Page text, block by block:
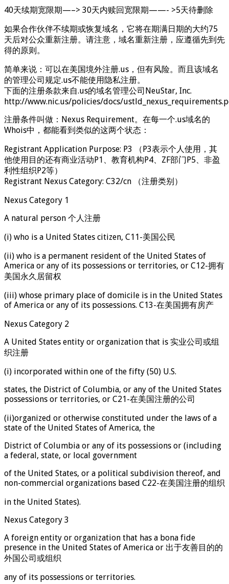
40天续期宽限期—–> 30天内赎回宽限期——- >5天待删除
如果合作伙伴不续期或恢复域名，它将在期满日期的大约75
天后对公众重新注册。请注意，域名重新注册，应遵循先到先
得的原则。
简单来说：可以在美国境外注册.us，但有风险。而且该域名
的管理公司规定.us不能使用隐私注册。
下面的注册条款来自.us的域名管理公司NeuStar, Inc.
http://www.nic.us/policies/docs/
注册条件叫做：Nexus Requirement。在每一个.us域名的
Whois中，都能看到类似的这两个状态：
Registrant Application Purpose: P3 （P3表示个人使用，其
他使用目的还有商业活动P1、教育机构P4、ZF部门P5、非盈
利性组织P2等）
Registrant Nexus Category: C32/cn （注册类别）
Nexus Category 1
A natural person 个人注册
(i) who is a United States citizen, C11-美国公民
(ii) who is a permanent resident of the United States of
America or any of its possessions or territories, or C12-拥有
美国永久居留权
(iii) whose primary place of domicile is in the United States
of America or any of its possessions. C13-在美国拥有房产
Nexus Category 2
A United States entity or organization that is 实业公司或组
织注册
(i) incorporated within one of the fifty (50) U.S.
states, the District of Columbia, or any of the United States
possessions or territories, or C21-在美国注册的公司
(ii)organized or otherwise constituted under the laws of a
state of the United States of America, the
District of Columbia or any of its possessions or (including
a federal, state, or local government
of the United States, or a political subdivision thereof, and
non-commercial organizations based C22-在美国注册的组织
in the United States).
Nexus Category 3
A foreign entity or organization that has a bona fide
presence in the United States of America or 出于友善目的的
外国公司或组织
any of its possessions or territories.